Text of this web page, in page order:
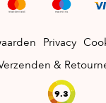
Privacy
&
9.3